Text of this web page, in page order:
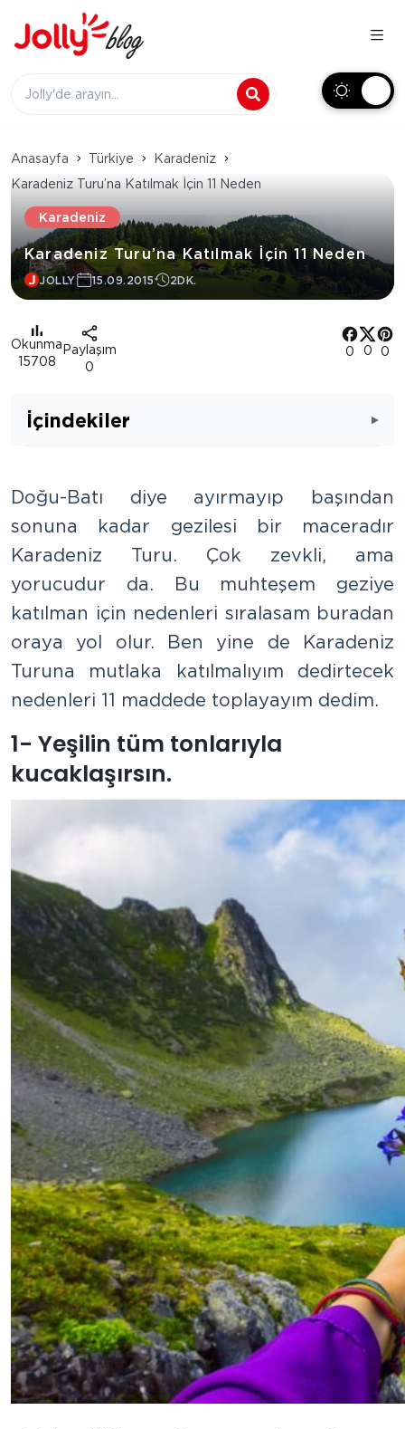
Anasayfa Türkiye
Karadeniz
Karadeniz Turu’na Katılmak İçin 11 Neden
Karadeniz
Karadeniz Turu’na Katılmak İçin 11 Neden
JOLLY 15.09.2015 2DK.
Okunma
15708
Paylaşım
0
0 0 0
İçindekiler
Doğu-Batı diye ayırmayıp başından
sonuna kadar gezilesi bir maceradır
Karadeniz Turu. Çok zevkli, ama
yorucudur da. Bu muhteşem geziye
katılman için nedenleri sıralasam buradan
oraya yol olur. Ben yine de Karadeniz
Turuna mutlaka katılmalıyım dedirtecek
nedenleri 11 maddede toplayayım dedim.
1- Yeşilin tüm tonlarıyla
kucaklaşırsın.